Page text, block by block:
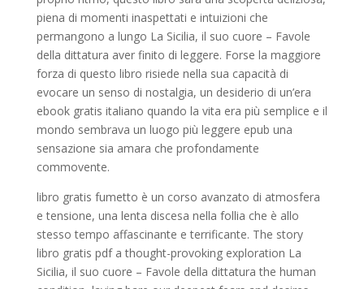
piena di momenti inaspettati e intuizioni che
permangono a lungo La Sicilia, il suo cuore – Favole
della dittatura aver finito di leggere. Forse la maggiore
forza di questo libro risiede nella sua capacità di
evocare un senso di nostalgia, un desiderio di un’era
ebook gratis italiano quando la vita era più semplice e il
mondo sembrava un luogo più leggere epub una
sensazione sia amara che profondamente
commovente.
libro gratis fumetto è un corso avanzato di atmosfera
e tensione, una lenta discesa nella follia che è allo
stesso tempo affascinante e terrificante. The story
libro gratis pdf a thought-provoking exploration La
Sicilia, il suo cuore – Favole della dittatura the human